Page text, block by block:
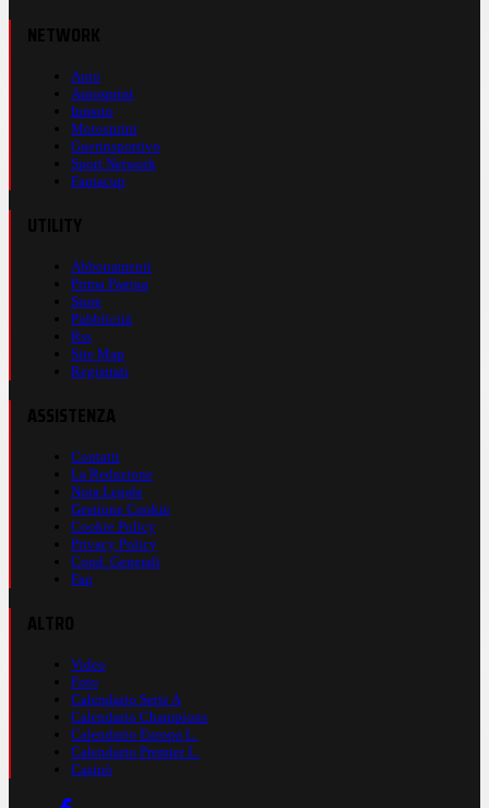
Auto
Autosprint
Inmoto
Motosprint
Guerinsportivo
Sport Network
Fantacup
Abbonamenti
Prima Pagina
Store
Pubblicità
Rss
Site Map
Registrati
Contatti
La Redazione
Nota Legale
Gestione Cookie
Cookie Policy
Privacy Policy
Cond. Generali
Faq
Video
Foto
Calendario Serie A
Calendario Champions
Calendario Europa L.
Calendario Premier L.
Casinò